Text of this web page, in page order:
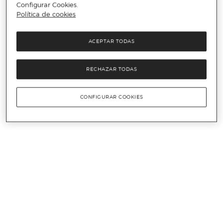
Configurar Cookies.
Política de cookies
RECHAZAR TODAS
ACEPTAR TODAS
CONFIGURAR COOKIES